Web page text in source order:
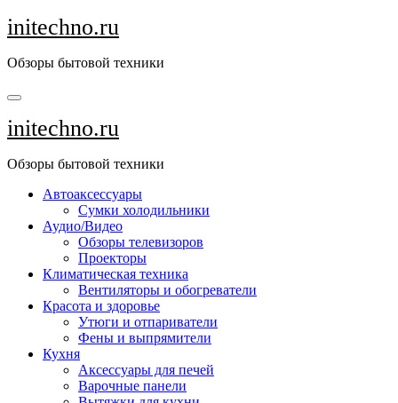
Перейти
к
initechno.ru
Обзоры бытовой техники
initechno.ru
Обзоры бытовой техники
Автоаксессуары
Сумки холодильники
Аудио/Видео
Обзоры телевизоров
Проекторы
Климатическая техника
Вентиляторы и обогреватели
Красота и здоровье
Утюги и отпариватели
Фены и выпрямители
Кухня
Аксессуары для печей
Варочные панели